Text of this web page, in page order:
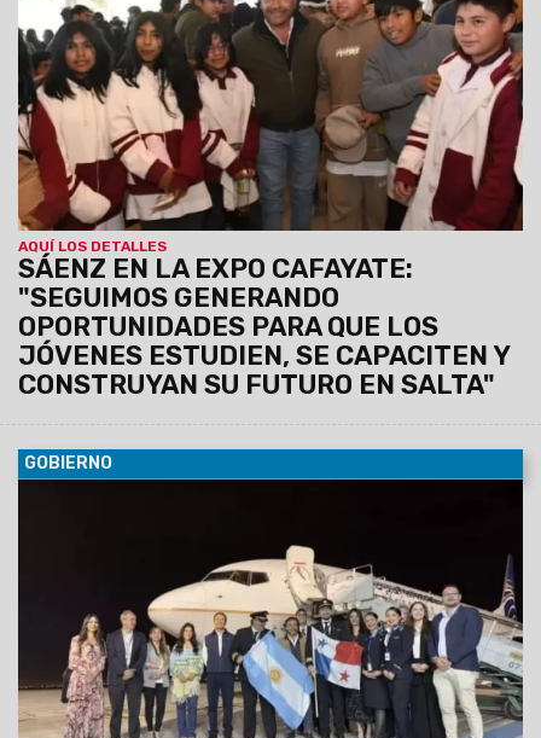
AQUÍ LOS DETALLES
SÁENZ EN LA EXPO CAFAYATE:
"SEGUIMOS GENERANDO
OPORTUNIDADES PARA QUE LOS
JÓVENES ESTUDIEN, SE CAPACITEN Y
CONSTRUYAN SU FUTURO EN SALTA"
Colegios secundarios, universidades, institutos de educación
superior, centros de formación profesional y otras
instituciones presentaron sus planes de estudio e iniciativas
de inserción laboral.
GOBIERNO
al norte argentino con más de 85 destinos del continente.